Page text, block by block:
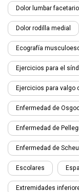
Dolor lumbar facetario
Dolor rodilla medial
Ecografía
Ejercicios para el
Ejercicios para valgo
Enfermedad de
Enfermedad de
Enfermedad de
Escolares
Extremidades